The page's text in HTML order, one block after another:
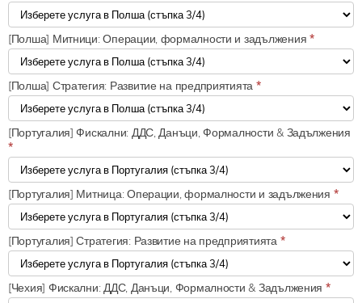
[Полша] Митници: Операции, формалности и задължения *
[Полша] Стратегия: Развитие на предприятията *
[Португалия] Фискални: ДДС, Данъци, Формалности & Задължения
*
[Португалия] Митница: Операции, формалности и задължения *
[Португалия] Стратегия: Развитие на предприятията *
[Чехия] Фискални: ДДС, Данъци, Формалности & Задължения *